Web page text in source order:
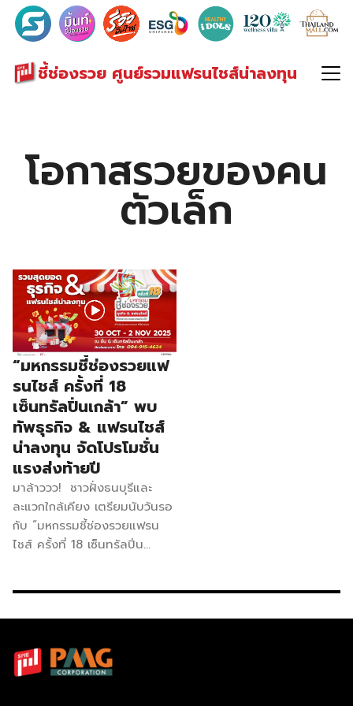
ชี้ช่องรวย ศูนย์รวมแฟรนไชส์น่าลงทุน
Search
for:
โอกาสรวยของคน
ตัวเล็ก
“มหกรรมชี้ช่องรวยแฟ
รนไชส์ ครั้งที่ 18
เซ็นทรัลปิ่นเกล้า” พบ
ทัพธุรกิจ & แฟรนไชส์
น่าลงทุน จัดโปรโมชั่น
แรงส่งท้ายปี
มาล้าววว! ชาวฝั่งธนบุรีและ
ละแวกใกล้เคียง เตรียมนับวันรอ
กับ “มหกรรมชี้ช่องรวยแฟรน
ไชส์ ครั้งที่ 18 เซ็นทรัลปิ่น
ว่าจะเป็นแฟรนไชส์อาหาร เครื่อง
ตู้หยอดเหรียญอัตโนมัติ แฟรน
ไชส์บริการและอีกมากมายรวม